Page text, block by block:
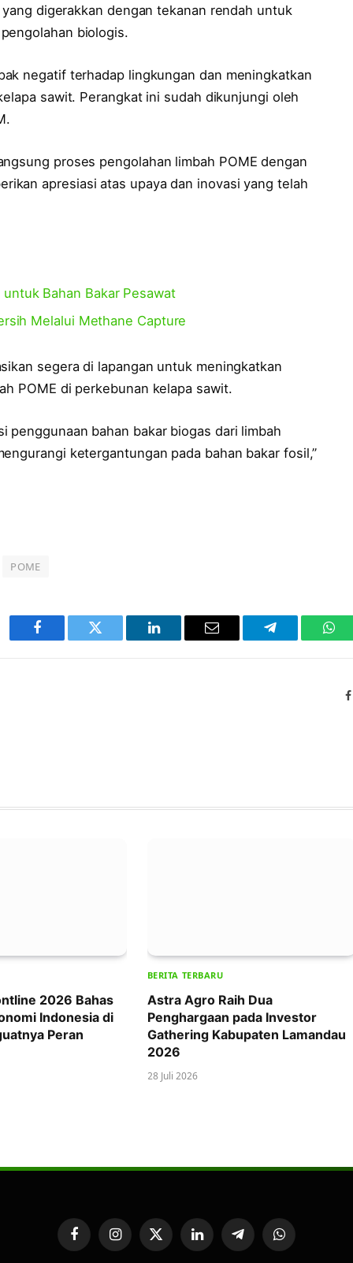
digerakkan dengan tekanan rendah untuk
biologis.
negatif terhadap lingkungan dan meningkatkan
sawit. Perangkat ini sudah dikunjungi oleh
proses pengolahan limbah POME dengan
apresiasi atas upaya dan inovasi yang telah
Bahan Bakar Pesawat
Melalui Methane Capture
segera di lapangan untuk meningkatkan
POME di perkebunan kelapa sawit.
penggunaan bahan bakar biogas dari limbah
ketergantungan pada bahan bakar fosil,”
POME
Facebook Twitter LinkedIn Email Telegram
2026 Bahas
Indonesia di
Peran
BERITA TERBARU
Astra Agro Raih Dua
Penghargaan pada Investor
Gathering Kabupaten Lamandau
2026
28 Juli 2026
FacebookInstagram
X
LinkedInTelegramWhatsApp